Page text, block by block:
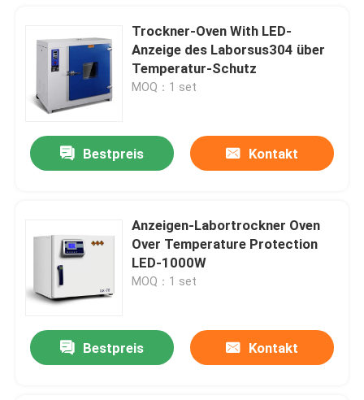
Trockner-Oven With LED-
Anzeige des Laborsus304 über
Temperatur-Schutz
MOQ：1 set
Bestpreis Kontakt
Anzeigen-Labortrockner Oven
Over Temperature Protection
LED-1000W
MOQ：1 set
Bestpreis Kontakt